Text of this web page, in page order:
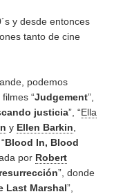
y desde entonces
tanto de cine
podemos
“Judgement”,
justicia”, “Ella
y Ellen Barkin
, “Blood In, Blood
por Robert
”, donde
Last Marshal”,